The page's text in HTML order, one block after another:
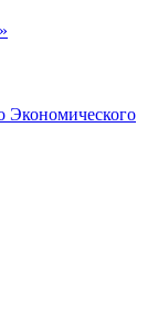
Экономического